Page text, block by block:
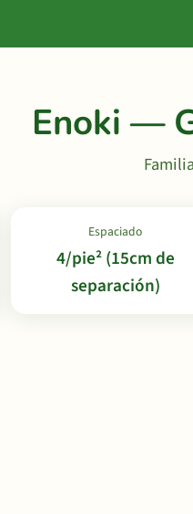
Enoki —
Espaciado
4/pie² (15cm de
separación)